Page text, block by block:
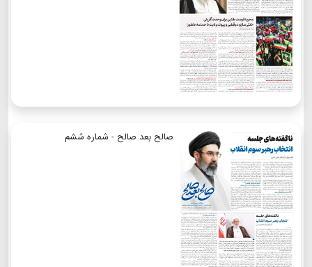
صالح بعد صالح - شماره ششم